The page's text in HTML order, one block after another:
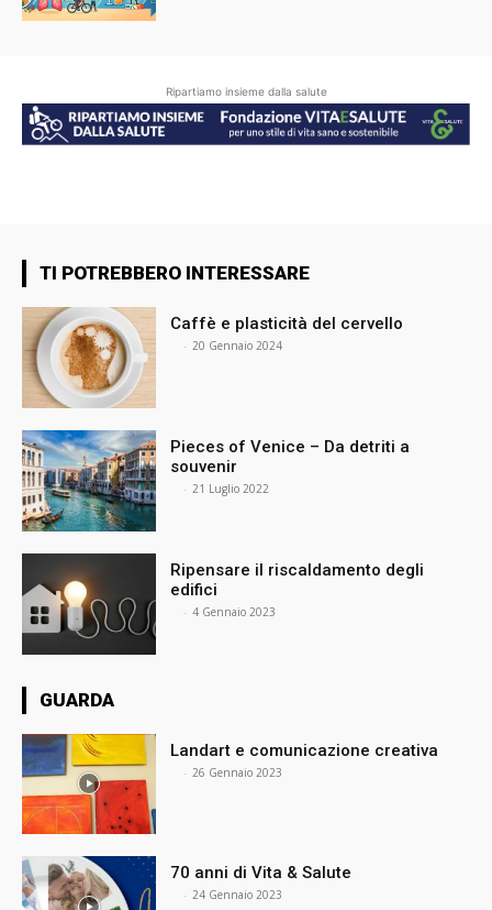
Ripartiamo insieme dalla salute
TI POTREBBERO INTERESSARE
Caffè e plasticità del cervello
- 20 Gennaio 2024
Pieces of Venice – Da detriti a
souvenir
- 21 Luglio 2022
Ripensare il riscaldamento degli
edifici
- 4 Gennaio 2023
GUARDA
Landart e comunicazione creativa
- 26 Gennaio 2023
70 anni di Vita & Salute
- 24 Gennaio 2023